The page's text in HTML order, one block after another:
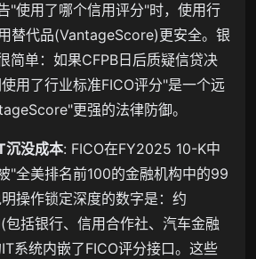
"使用了哪个信用评分"时，使用行
替代品(VantageScore)更安全。银
简单：如果CFPB日后质疑信贷决
用了行业标准FICO评分"是一个远
更强的法律防御。
没成本: FICO在FY2025 10-K中
"全美排名前100的金融机构中的99
操作锁定深度的数字是：约
括银行、信用合作社、汽车金融
系统内嵌了FICO评分接口。这些